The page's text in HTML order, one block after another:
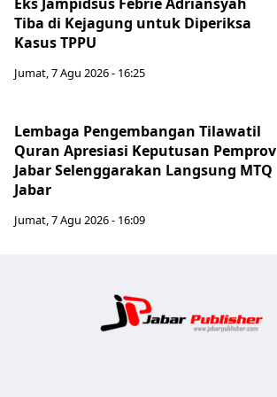
Tiba di Kejagung untuk Diperiksa
Kasus TPPU
Jumat, 7 Agu 2026 - 16:25
Lembaga Pengembangan Tilawatil
Quran Apresiasi Keputusan Pemprov
Jabar Selenggarakan Langsung MTQ
Jabar
Jumat, 7 Agu 2026 - 16:09